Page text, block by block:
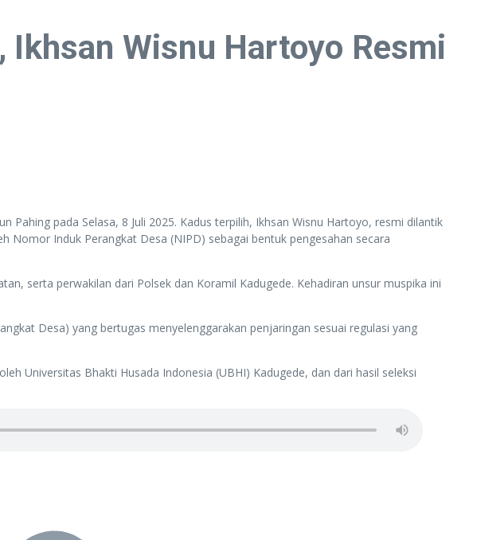
Ikhsan Wisnu Hartoyo Resmi
pada Selasa, 8 Juli 2025. Kadus terpilih, Ikhsan Wisnu Hartoyo, resmi dilantik
Nomor Induk Perangkat Desa (NIPD) sebagai bentuk pengesahan secara
serta perwakilan dari Polsek dan Koramil Kadugede. Kehadiran unsur muspika ini
Desa) yang bertugas menyelenggarakan penjaringan sesuai regulasi yang
Universitas Bhakti Husada Indonesia (UBHI) Kadugede, dan dari hasil seleksi